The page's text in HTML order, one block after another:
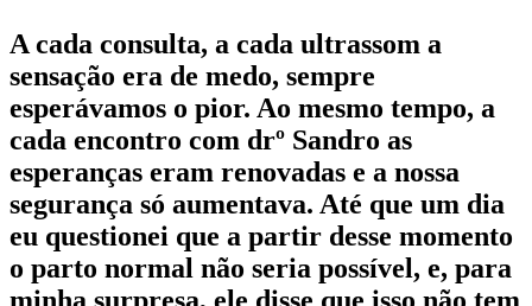
A cada consulta, a cada ultrassom a
sensação era de medo, sempre
esperávamos o pior. Ao mesmo tempo, a
cada encontro com drº Sandro as
esperanças eram renovadas e a nossa
segurança só aumentava. Até que um dia
eu questionei que a partir desse momento
o parto normal não seria possível, e, para
minha surpresa, ele disse que isso não tem